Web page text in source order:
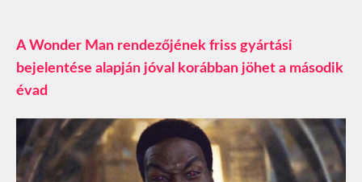
A Wonder Man rendezőjének friss gyártási
bejelentése alapján jóval korábban jöhet a második
évad